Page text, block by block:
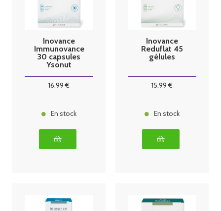
Inovance
Immunovance
30 capsules
Ysonut
16.99 €
En stock
Inovance
Reduflat 45
gélules
15.99 €
En stock